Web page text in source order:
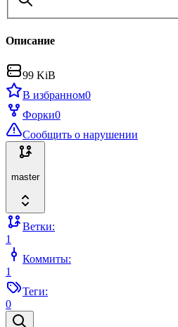
Описание
99 KiB
В избранном0
Форки0
Сообщить о нарушении
master
Ветки:
1
Коммиты:
1
Теги:
0